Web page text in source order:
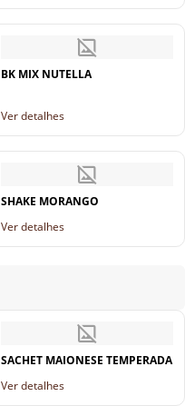
BK MIX NUTELLA
Ver detalhes
SHAKE MORANGO
Ver detalhes
SACHET MAIONESE TEMPERADA
Ver detalhes